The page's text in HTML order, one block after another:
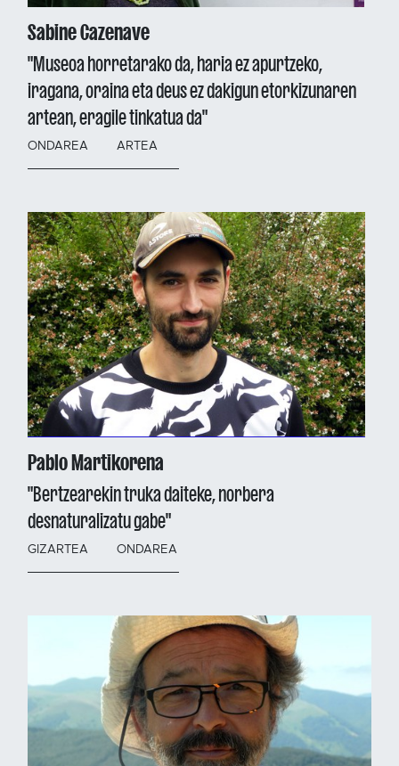
Sabine Cazenave
"Museoa horretarako da, haria ez apurtzeko,
iragana, oraina eta deus ez dakigun etorkizunaren
artean, eragile tinkatua da"
ONDAREA ARTEA
Pablo Martikorena
"Bertzearekin truka daiteke, norbera
desnaturalizatu gabe"
GIZARTEA ONDAREA